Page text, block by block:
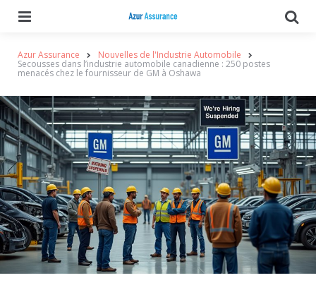
Azur Assurance Nouvelles de l'Industrie Automobile
Secousses dans l’industrie automobile canadienne : 250 postes
menacés chez le fournisseur de GM à Oshawa